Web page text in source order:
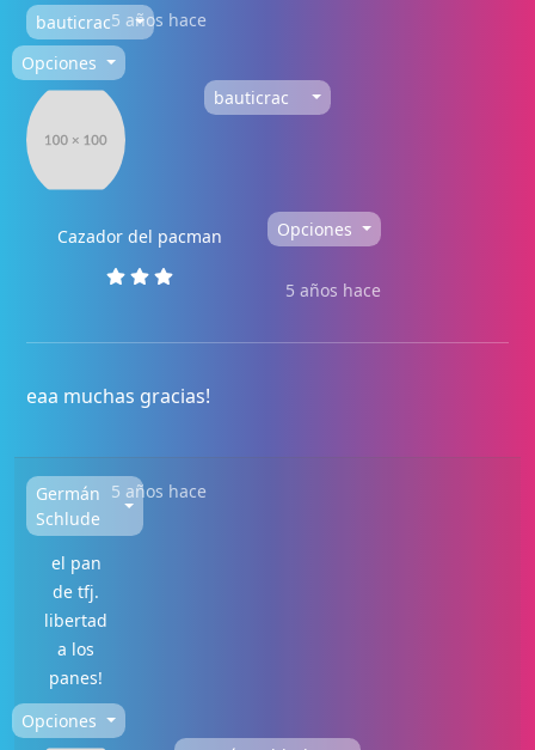
bauticrac5 años hace
Opciones
bauticrac
Cazador del pacman Opciones
5 años hace
eaa muchas gracias!
Germán
Schlude
el pan
de tfj.
libertad
a los
panes!
5 años hace
Opciones